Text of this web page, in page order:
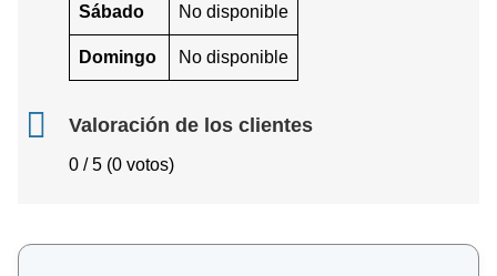
Sábado No disponible
Domingo No disponible
Valoración de los clientes
0 / 5 (0 votos)